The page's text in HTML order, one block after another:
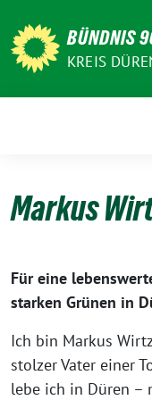
zum
Inhalt
BÜNDNIS
KREIS
Markus
Für eine
starken Grünen in
Ich bin Markus
stolzer Vater einer
lebe ich in Düren –